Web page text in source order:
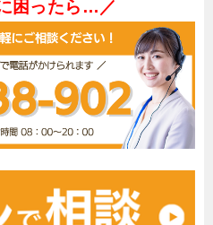
困ったら…／